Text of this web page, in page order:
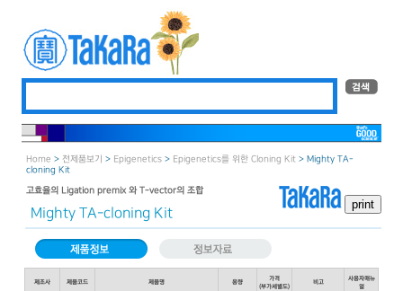
Home > 전제품보기 > Epigenetics > Epigenetics를 위한 Cloning Kit > Mighty TA-
cloning Kit
고효율의 Ligation premix 와 T-vector의 조합
Mighty TA-cloning Kit
제조사 제품코드 제품명 용량
가격
(부가세별도)
비고
사용자매뉴
얼